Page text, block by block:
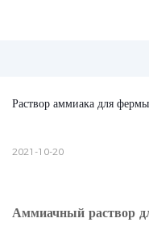
Раствор аммиака для фермы
2021-10-20
Аммиачный раствор